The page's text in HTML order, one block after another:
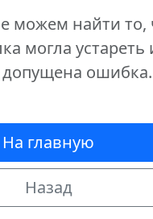
можем найти то,
могла устареть
допущена ошибка.
На главную
Назад